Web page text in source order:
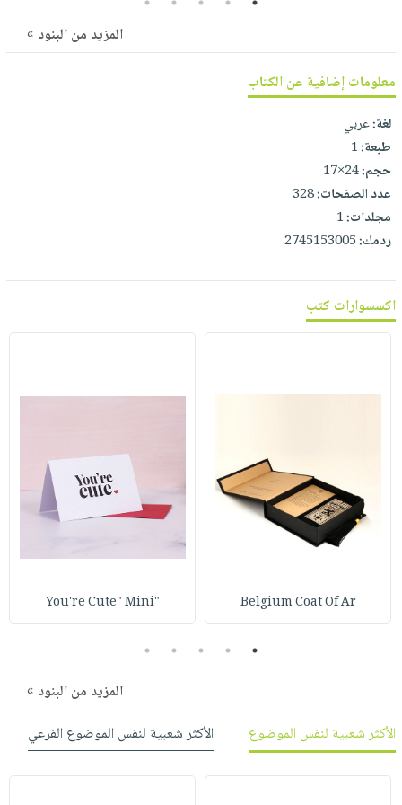
طرحها
خدمات
نيل
وفرات
انشر
كتابك
تواصل
التسوق
نشرة
الإصدارات
المزيد من البنود »
معلومات إضافية عن الكتاب
لغة:عربي
طبعة:1
حجم:24×17
عدد الصفحات:328
مجلدات:1
ردمك:2745153005
اكسسوارات كتب
Belgium Coat Of Ar
"You're Cute" Mini
1
2
3
4
5
المزيد من البنود »
الأكثر شعبية لنفس الموضوع
الأكثر شعبية لنفس الموضوع الفرعي